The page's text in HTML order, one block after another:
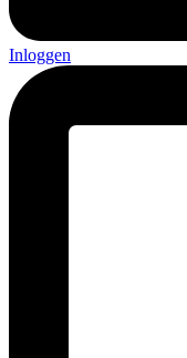
Inloggen